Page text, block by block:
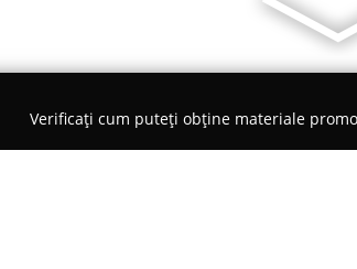
Verificați cum puteți obține materiale